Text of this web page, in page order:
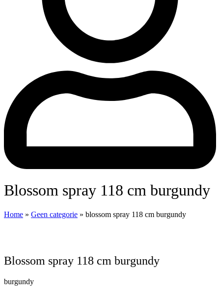
blossom spray 118 cm burgundy
Home » Geen categorie » blossom spray 118 cm burgundy
blossom spray 118 cm burgundy
burgundy